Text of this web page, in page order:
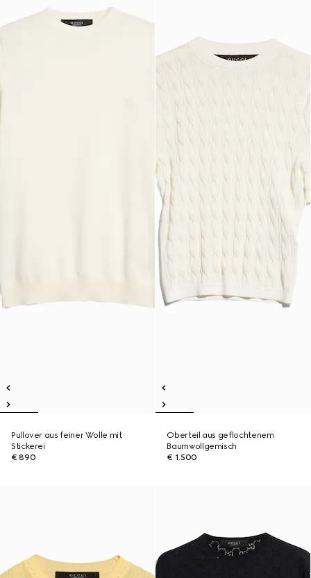
Pullover aus feiner Wolle mit
Stickerei
€ 890
Oberteil aus geflochtenem
Baumwollgemisch
€ 1.500